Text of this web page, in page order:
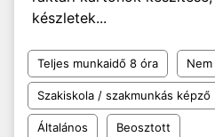
készletek...
Teljes munkaidő 8 óra
Szakiskola / szakmunkás képző
Általános Beosztott